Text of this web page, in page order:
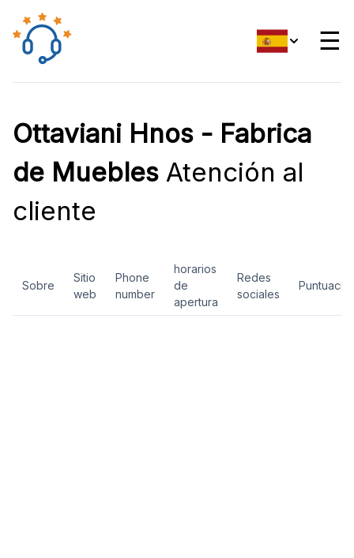
☰
Ottaviani Hnos - Fabrica
de Muebles Atención al
cliente
Sobre
Sitio
web
Phone
number
horarios
de
apertura
Redes
sociales